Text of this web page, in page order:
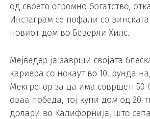
од своето огромно богатство,
Инстаграм се пофали со
новиот дом во Беверли Хилс.
Мејведер ја заврши својата
кариера со нокаут во 10. рунда
Мекгрегор за да има совршен 50-
оваа победа, тој купи дом од
долари во Калифорнија, што